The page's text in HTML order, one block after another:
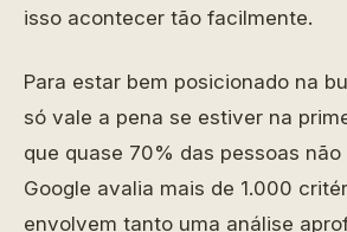
isso acontecer tão facilmente.
Para estar bem posicionado na
só vale a pena se estiver na
que quase 70% das pessoas
Google avalia mais de 1.000
envolvem tanto uma análise